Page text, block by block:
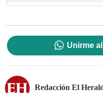
Unirme
Redacción El